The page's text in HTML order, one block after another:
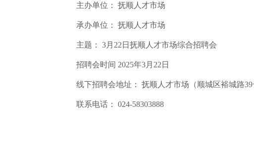
主办单位： 抚顺人才市场
承办单位： 抚顺人才市场
主题： 3月22日抚顺人才市场综合招聘会
招聘会时间 2025年3月22日
线下招聘会地址： 抚顺人才市场（顺城区裕城路39
联系电话： 024-58303888